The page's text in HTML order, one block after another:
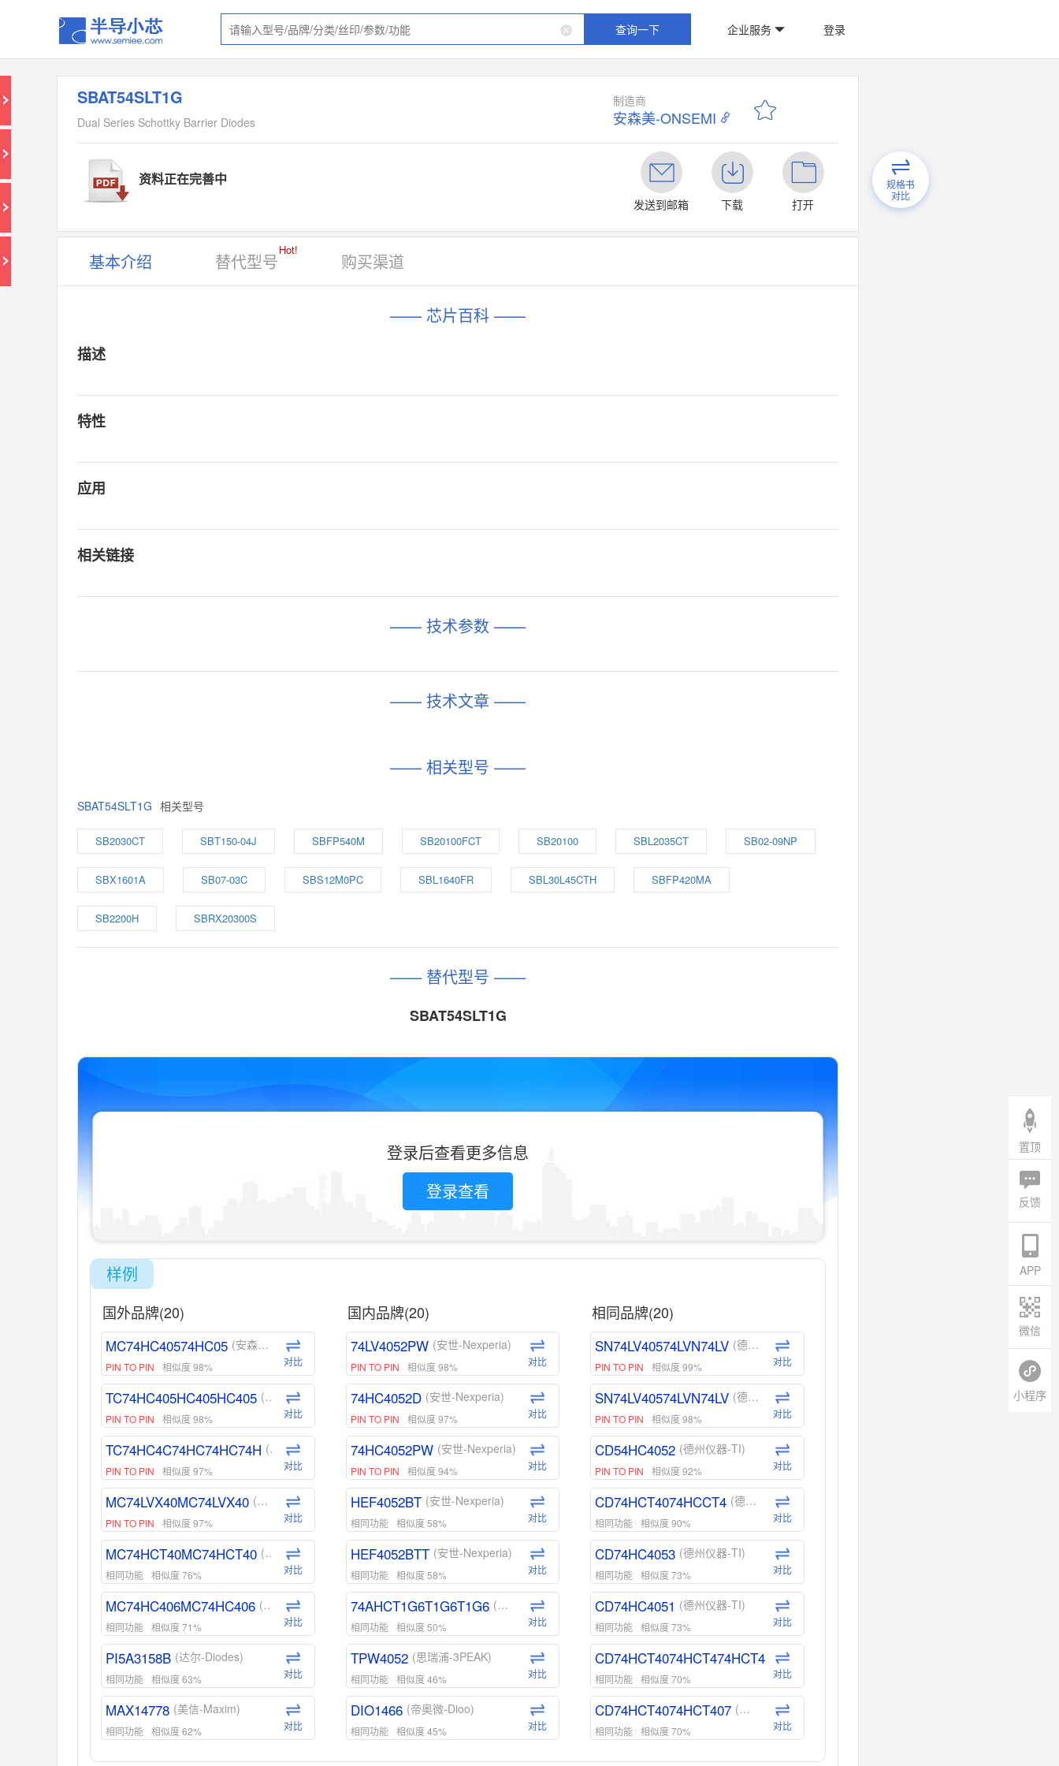
查询一下 企业服务 登录
SBAT54SLT1G
Dual Series Schottky Barrier Diodes
制造商
安森美-ONSEMI
资料正在完善中
发送到邮箱 下载 打开
规格书
对比
基本介绍 替代型号
Hot!
购买渠道
—— 芯片百科 ——
描述
特性
应用
相关链接
—— 技术参数 ——
—— 技术文章 ——
—— 相关型号 ——
SBAT54SLT1G 相关型号
SB2030CT SBT150-04J SBFP540M SB20100FCT SB20100 SBL2035CT SB02-09NP
SBX1601A SB07-03C SBS12M0PC SBL1640FR SBL30L45CTH SBFP420MA
SB2200H SBRX20300S
—— 替代型号 ——
SBAT54SLT1G
登录后查看更多信息
登录查看
样例
国外品牌(20)
MC74HC40574HC05 (安森美-ON)
PIN TO PIN 相似度 98% 对比
TC74HC405HC405HC405 (东芝-Toshiba)
PIN TO PIN 相似度 98% 对比
TC74HC4C74HC74HC74H (东芝-Toshiba)
PIN TO PIN 相似度 97% 对比
MC74LVX40MC74LVX40 (安森美-ON)
PIN TO PIN 相似度 97% 对比
MC74HCT40MC74HCT40 (安森美-ON)
相同功能 相似度 76% 对比
MC74HC406MC74HC406 (安森美-ON)
相同功能 相似度 71% 对比
PI5A3158B (达尔-Diodes)
相同功能 相似度 63% 对比
MAX14778 (美信-Maxim)
相同功能 相似度 62% 对比
ADG1439 (亚德诺-ADI)
国内品牌(20)
74LV4052PW (安世-Nexperia)
PIN TO PIN 相似度 98% 对比
74HC4052D (安世-Nexperia)
PIN TO PIN 相似度 97% 对比
74HC4052PW (安世-Nexperia)
PIN TO PIN 相似度 94% 对比
HEF4052BT (安世-Nexperia)
相同功能 相似度 58% 对比
HEF4052BTT (安世-Nexperia)
相同功能 相似度 58% 对比
74AHCT1G6T1G6T1G6 (安世-Nexperia)
相同功能 相似度 50% 对比
TPW4052 (思瑞浦-3PEAK)
相同功能 相似度 46% 对比
DIO1466 (帝奥微-Dioo)
相同功能 相似度 45% 对比
DIO1159 (帝奥微-Dioo)
相同品牌(20)
SN74LV40574LVN74LV (德州仪器-TI)
PIN TO PIN 相似度 99% 对比
SN74LV40574LVN74LV (德州仪器-TI)
PIN TO PIN 相似度 98% 对比
CD54HC4052 (德州仪器-TI)
PIN TO PIN 相似度 92% 对比
CD74HCT4074HCCT4 (德州仪器-TI)
相同功能 相似度 90% 对比
CD74HC4053 (德州仪器-TI)
相同功能 相似度 73% 对比
CD74HC4051 (德州仪器-TI)
相同功能 相似度 73% 对比
CD74HCT4074HCT474HCT4 (德州仪器-TI)
相同功能 相似度 70% 对比
CD74HCT4074HCT407 (德州仪器-TI)
相同功能 相似度 70% 对比
CD74HCT4D74HDCT40 (德州仪器-TI)
置顶
反馈
APP
微信
小程序